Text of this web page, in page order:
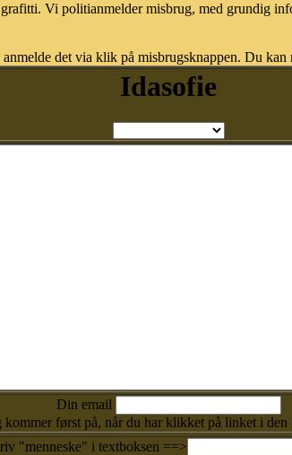
Vi politianmelder misbrug, med grundig
det via klik på misbrugsknappen. Du kan
Idasofie
Din email
først på, når du har klikket på linket i den
"menneske" i textboksen ==>